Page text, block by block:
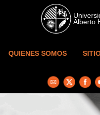
Skip to main content
QUIENES SOMOS